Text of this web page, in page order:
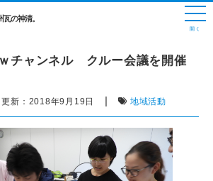
の神清。
チャンネル クルー会議を開催
更新： 2018年9月19日 | 地域活動